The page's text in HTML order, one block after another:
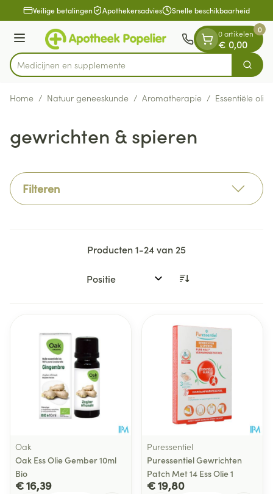
Ga naar de inhoud
1 van 1Veilige betalingen Apothekersadvies Snelle beschikbaarheid
Menu
Product, merk, categorie...
Medici Zoek
0 artikelen
€ 0,00
0
Home / Natuur geneeskunde / Aromatherapie / Essentiële oliën
gewrichten & spieren
Filteren
Producten1-24van 25
Sorteer op:
Oak
Oak Ess Olie Gember 10ml
Bio
€ 16,39
Puressentiel
Puressentiel Gewrichten
Patch Met 14 Ess Olie 1
€ 19,80